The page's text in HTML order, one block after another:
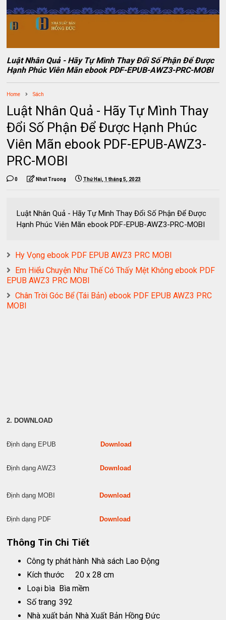
Luật Nhân Quả - Hãy Tự Mình Thay Đổi Số Phận Để Được
Hạnh Phúc Viên Mãn ebook PDF-EPUB-AWZ3-PRC-MOBI
Home Sách
Luật Nhân Quả - Hãy Tự Mình Thay
Đổi Số Phận Để Được Hạnh Phúc
Viên Mãn ebook PDF-EPUB-AWZ3-
PRC-MOBI
0 Nhut Truong Thứ Hai, 1 tháng 5, 2023
Luật Nhân Quả - Hãy Tự Mình Thay Đổi Số Phận Để Được
Hạnh Phúc Viên Mãn ebook PDF-EPUB-AWZ3-PRC-MOBI
Hy Vọng ebook PDF EPUB AWZ3 PRC MOBI
Em Hiểu Chuyện Như Thế Có Thấy Mệt Không ebook PDF
EPUB AWZ3 PRC MOBI
Chân Trời Góc Bể (Tái Bản) ebook PDF EPUB AWZ3 PRC
MOBI
2. DOWNLOAD
Định dạng EPUB Download
Định dạng AWZ3 Download
Định dạng MOBI Download
Định dạng PDF Download
Thông Tin Chi Tiết
Công ty phát hành Nhà sách Lao Động
Kích thước
20 x 28 cm
Loại bìa Bìa mềm
Số trang 392
Nhà xuất bản Nhà Xuất Bản Hồng Đức